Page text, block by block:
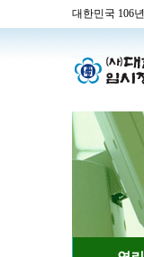
대한민국 106년